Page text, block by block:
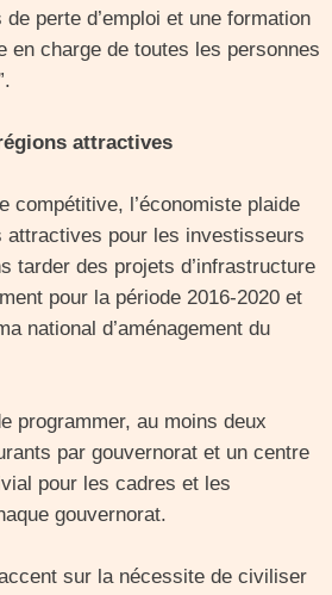
perte d’emploi et une formation
en charge de toutes les personnes
attractives
compétitive, l’économiste plaide
attractives pour les investisseurs
tarder des projets d’infrastructure
pour la période 2016-2020 et
national d’aménagement du
programmer, au moins deux
par gouvernorat et un centre
pour les cadres et les
gouvernorat.
sur la nécessite de civiliser